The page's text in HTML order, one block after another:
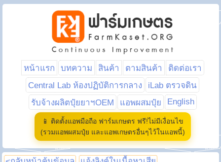
หน้าแรก บทความ สินค้า ตามสินค้า
ติดต่อเรา
Central Lab ห้องปฏิบัติการกลาง
iLab ตรวจดิน
รับจ้างผลิตปุ๋ยยาฯOEM
แอพผสมปุ๋ย English
📱 ติดตั้งแอพมือถือ ฟาร์มเกษตร ฟรี!ไม่มีเงื่อนไข
(รวมแอพผสมปุ๋ย และแอพเกษตรอื่นๆไว้ในแอพนี้)